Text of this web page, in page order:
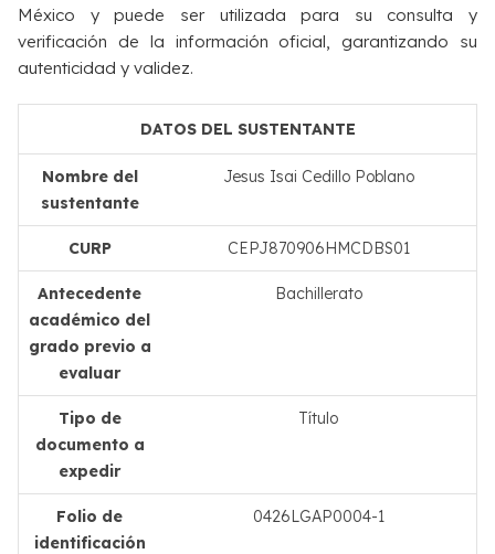
México y puede ser utilizada para su consulta y
verificación de la información oficial, garantizando su
autenticidad y validez.
DATOS DEL SUSTENTANTE
Nombre del
sustentante
Jesus Isai Cedillo Poblano
CURP CEPJ870906HMCDBS01
Antecedente
académico del
grado previo a
evaluar
Bachillerato
Tipo de
documento a
expedir
Título
Folio de
identificación
0426LGAP0004-1